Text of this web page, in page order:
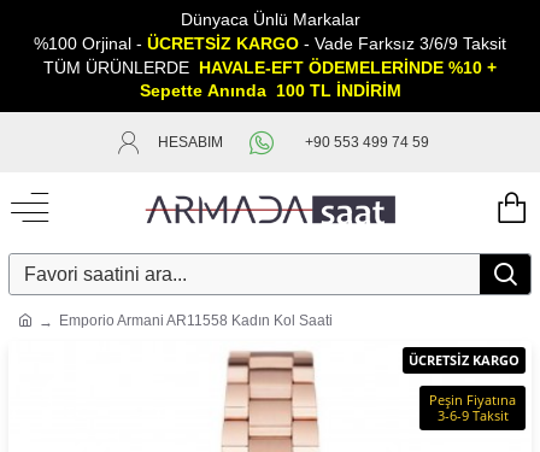
Dünyaca Ünlü Markalar
%100 Orjinal - ÜCRETSİZ KARGO - Vade Farksız 3/6/9 Taksit
TÜM ÜRÜNLERDE HAVALE-EFT ÖDEMELERİNDE %10 +
Sepette Anında 100 TL İNDİRİM
HESABIM +90 553 499 74 59
Emporio Armani AR11558 Kadın Kol Saati
ÜCRETSİZ KARGO
Peşin Fiyatına
3-6-9 Taksit